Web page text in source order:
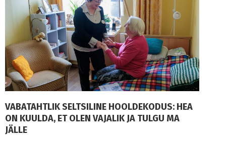
VABATAHTLIK SELTSILINE HOOLDEKODUS: HEA
ON KUULDA, ET OLEN VAJALIK JA TULGU MA
JÄLLE